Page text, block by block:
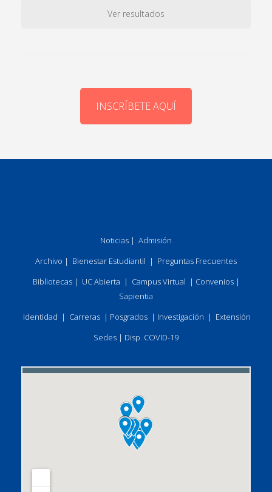
Ver resultados
INSCRÍBETE AQUÍ
Noticias | Admisión
Archivo | Bienestar Estudiantil | Preguntas Frecuentes
Bibliotecas| UC Abierta | Campus Virtual | Convenios|
Sapientia
Identidad | Carreras | Posgrados | Investigación | Extensión
Sedes | Disp. COVID-19